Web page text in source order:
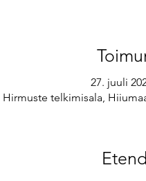
27. juuli
Hirmuste telkimisala,